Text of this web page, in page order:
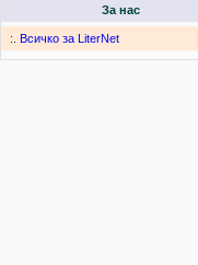
За нас
:. Всичко за LiterNet